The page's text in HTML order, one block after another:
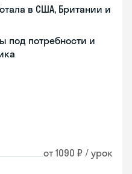
в США, Британии и
под потребности и
от 1090 ₽ / урок